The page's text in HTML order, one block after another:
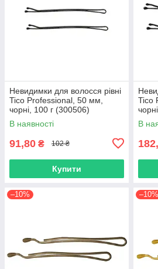
Невидимки для волосся рівні
Tico Professional, 50 мм,
чорні, 100 г (300506)
В наявності
91,80 ₴ 102 ₴
Купити
Tico
В
–10% –10%